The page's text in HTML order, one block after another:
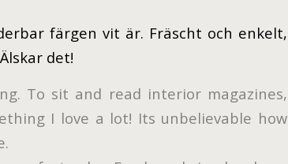
färgen vit är. Fräscht och enkelt,
det!
To sit and read interior magazines,
I love a lot! Its unbelievable how